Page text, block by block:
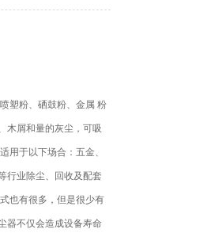
塑粉、硒鼓粉、金属 粉
木屑和量的灰尘，可吸
用于以下场合：五金、
行业除尘、回收及配套
也有很多，但是很少有
器不仅会造成设备寿命